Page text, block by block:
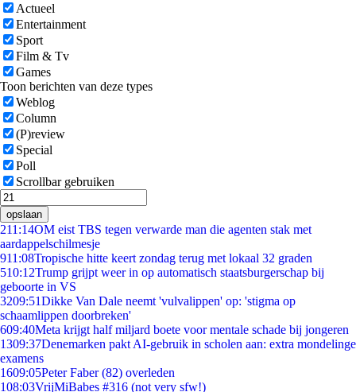
Actueel
Entertainment
Sport
Film & Tv
Games
Toon berichten van deze types
Weblog
Column
(P)review
Special
Poll
Scrollbar gebruiken
opslaan
211:14OM eist TBS tegen verwarde man die agenten stak met
aardappelschilmesje
911:08Tropische hitte keert zondag terug met lokaal 32 graden
510:12Trump grijpt weer in op automatisch staatsburgerschap bij
geboorte in VS
3209:51Dikke Van Dale neemt 'vulvalippen' op: 'stigma op
schaamlippen doorbreken'
609:40Meta krijgt half miljard boete voor mentale schade bij jongeren
1309:37Denemarken pakt AI-gebruik in scholen aan: extra mondelinge
examens
1609:05Peter Faber (82) overleden
108:03VrijMiBabes #316 (not very sfw!)